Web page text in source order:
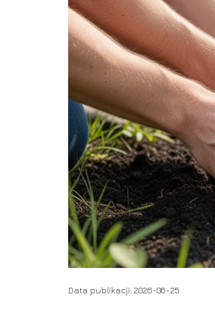
Data publikacji: 2026-06-25